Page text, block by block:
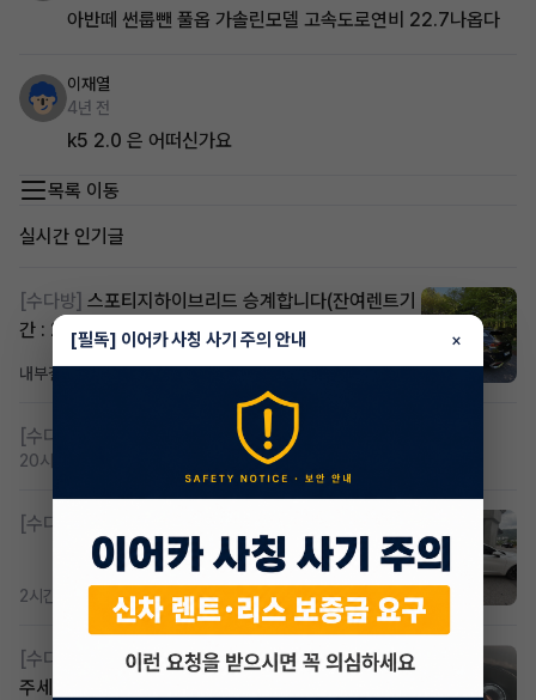
아반떼 썬룹뺀 풀옵 가솔린모델 고속도로연비 22.7나옵다
이재열
4년 전
k5 2.0 은 어떠신가요
목록 이동
실시간 인기글
[수다방] 스포티지하이브리드 승계합니다(잔여렌트기
간 : 26개월)
내부결재
[수다방] 저신용 무심사 or 신차 렌트 찾으시는분!!
20시간 전
[수다방]
2시간 전 조회 372댓글 3
[수다방]
Gv70 승계자분 구합니다 지원금 협의연락
주세요
[필독] 이어카 사칭 사기 주의 안내 ×